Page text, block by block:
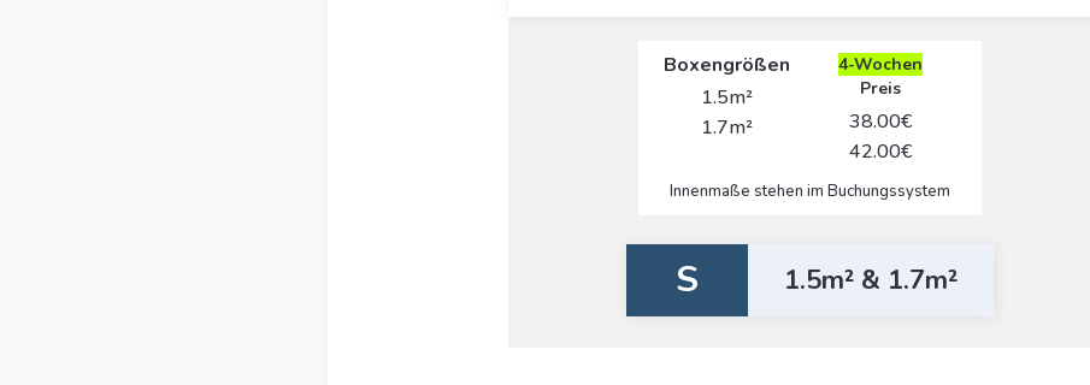
Boxengrößen
1.5m²
1.7m²
4-Wochen
Preis
38.00€
42.00€
Innenmaße stehen im Buchungssystem
S 1.5m² & 1.7m²